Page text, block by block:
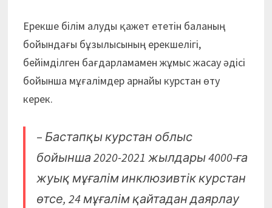
Ерекше білім алуды қажет ететін баланың
бойындағы бұзылысының ерекшелігі,
бейімділген бағдарламамен жұмыс жасау әдісі
бойынша мұғалімдер арнайы курстан өту
керек.
– Бастапқы курстан облыс
бойынша 2020-2021 жылдары 4000-ға
жуық мұғалім инклюзивтік курстан
өтсе, 24 мұғалім қайтадан даярлау